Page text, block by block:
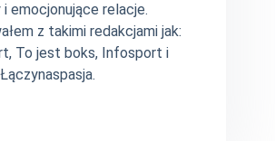
emocjonujące relacje.
z takimi redakcjami jak:
To jest boks, Infosport i
Łączynaspasja.